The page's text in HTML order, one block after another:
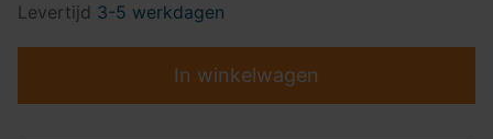
Levertijd 3-5 werkdagen
In winkelwagen